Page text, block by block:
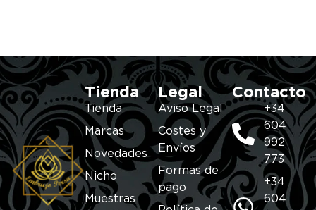
Tienda
Tienda
Marcas
Novedades
Nicho
Muestras
Legal
Aviso Legal
Costes y
Envíos
Formas de
pago
Contacto
+34
604
992
773
+34
604